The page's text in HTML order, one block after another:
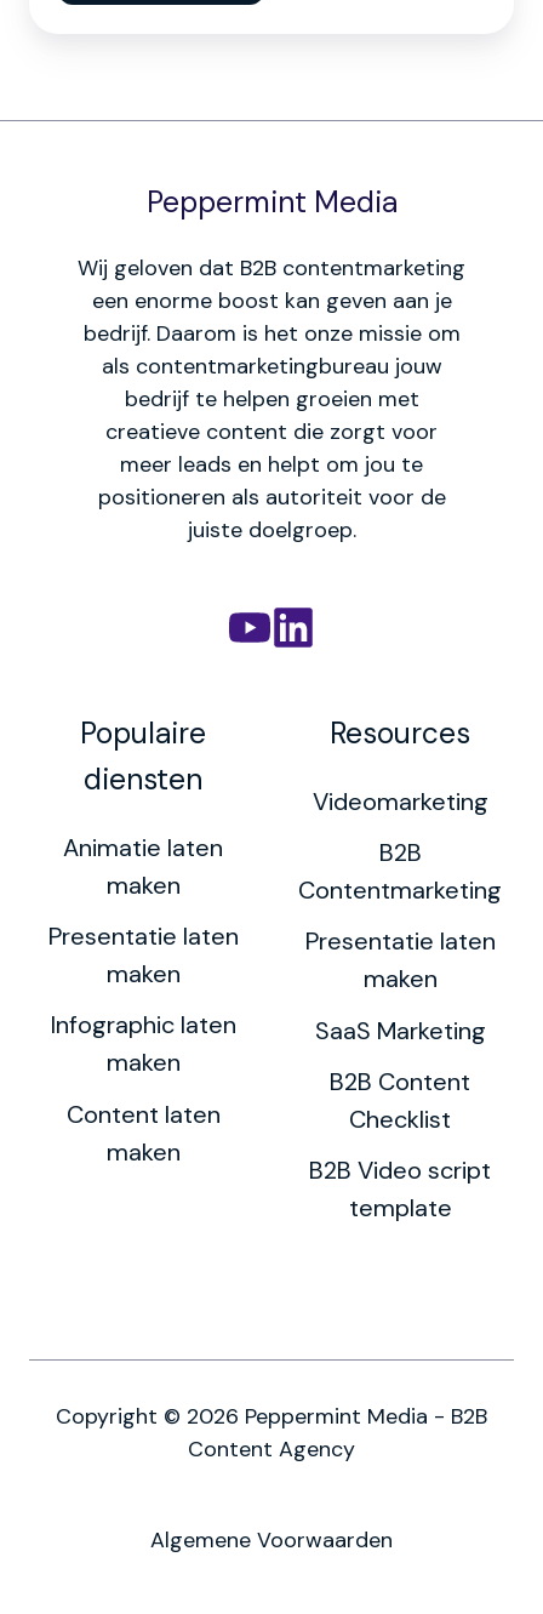
Peppermint Media
Wij geloven dat B2B contentmarketing
een enorme boost kan geven aan je
bedrijf. Daarom is het onze missie om
als contentmarketingbureau jouw
bedrijf te helpen groeien met
creatieve content die zorgt voor
meer leads en helpt om jou te
positioneren als autoriteit voor de
juiste doelgroep.
Populaire
diensten
Animatie laten
maken
Presentatie laten
maken
Infographic laten
maken
Content laten
maken
Resources
Videomarketing
B2B
Contentmarketing
Presentatie laten
maken
SaaS Marketing
B2B Content
Checklist
B2B Video script
template
Copyright © 2026 Peppermint Media - B2B
Content Agency
Algemene Voorwaarden